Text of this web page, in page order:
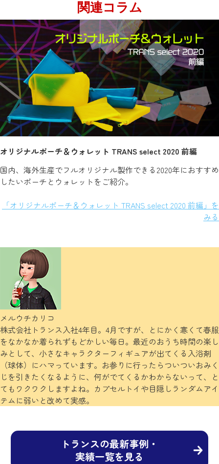
関連コラム
オリジナルポーチ＆ウォレット TRANS select 2020 前編
国内、海外生産でフルオリジナル製作できる2020年におすすめ
したいポーチとウォレットをご紹介。
「オリジナルポーチ＆ウォレット TRANS select 2020 前編」を
みる
メルウチカリコ
株式会社トランス入社4年目。4月ですが、とにかく寒くて春服
をなかなか着られずもどかしい毎日。最近のおうち時間の楽し
みとして、小さなキャラクターフィギュアが出てくる入浴剤
（球体）にハマっています。お参りに行ったらついついおみく
じを引きたくなるように、何がでてくるかわからないって、と
てもワクワクしますよね。カプセルトイや目隠しランダムアイ
テムに弱いと改めて実感。
トランスの最新事例・
実績一覧を見る